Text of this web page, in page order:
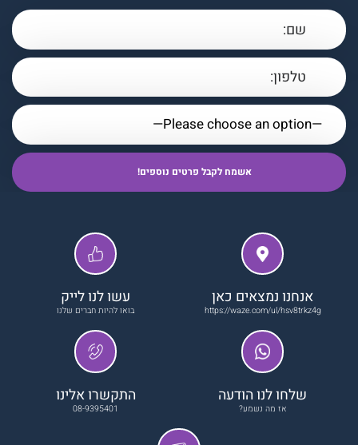
אנחנו נמצאים כאן
https://waze.com/ul/hsv8trkz4g
עשו לנו לייק
בואו להיות חברים שלנו
שלחו לנו הודעה
אז מה נשמע?
התקשרו אלינו
08-9395401